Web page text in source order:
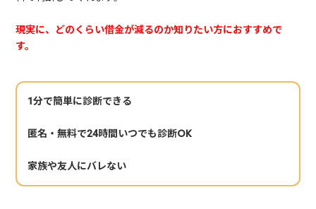
現実に、どのくらい借金が減るのか知りたい方におすすめで
す。
1分で簡単に診断できる
匿名・無料で24時間いつでも診断OK
家族や友人にバレない